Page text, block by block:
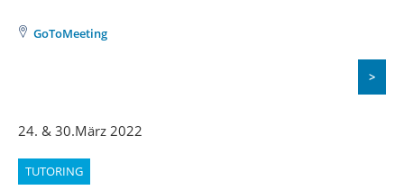
GoToMeeting
>
24. & 30.März 2022
TUTORING